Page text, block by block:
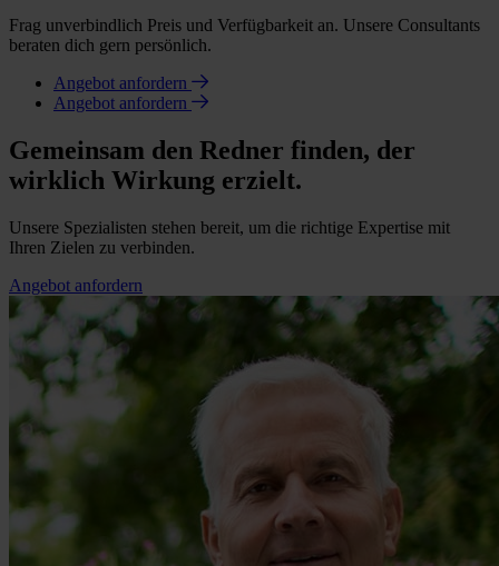
Frag unverbindlich Preis und Verfügbarkeit an. Unsere Consultants
beraten dich gern persönlich.
Angebot anfordern
Angebot anfordern
Gemeinsam den Redner finden, der
wirklich Wirkung erzielt.
Unsere Spezialisten stehen bereit, um die richtige Expertise mit
Ihren Zielen zu verbinden.
Angebot anfordern